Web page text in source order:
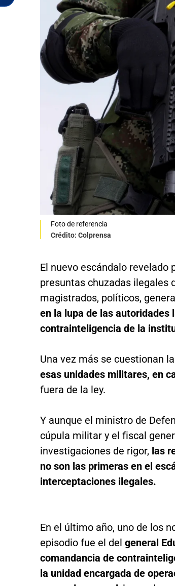
Foto de referencia
Crédito: Colprensa
El nuevo escándalo revelado
presuntas chuzadas ilegales
magistrados, políticos,
en la lupa de las autoridades
contrainteligencia de la
Una vez más se cuestionan
esas unidades militares, en
fuera de la ley.
Y aunque el ministro de
cúpula militar y el fiscal
investigaciones de rigor, las
no son las primeras en el
interceptaciones ilegales.
En el último año, uno de los
episodio fue el del general
comandancia de
la unidad encargada de